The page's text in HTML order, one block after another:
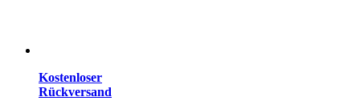
Kostenloser
Rückversand